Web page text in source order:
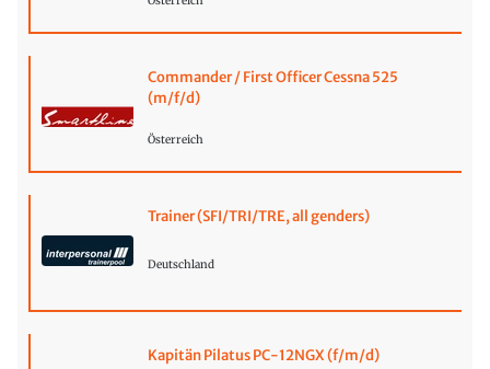
Commander / First Officer Cessna 525
(m/f/d)
Österreich
Trainer (SFI/TRI/TRE, all genders)
Deutschland
Kapitän Pilatus PC-12NGX (f/m/d)